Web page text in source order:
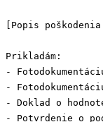
[Popis
Prikladám:
-
-
- Doklad o
- Potvrdenie o